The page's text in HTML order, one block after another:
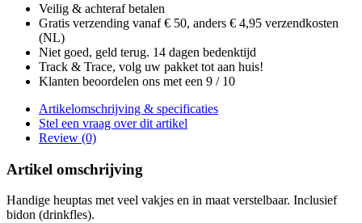
Veilig & achteraf betalen
Gratis verzending vanaf € 50, anders € 4,95 verzendkosten
(NL)
Niet goed, geld terug. 14 dagen bedenktijd
Track & Trace, volg uw pakket tot aan huis!
Klanten beoordelen ons met een 9 / 10
Artikelomschrijving & specificaties
Stel een vraag over dit artikel
Review (0)
Artikel omschrijving
Handige heuptas met veel vakjes en in maat verstelbaar. Inclusief
bidon (drinkfles).